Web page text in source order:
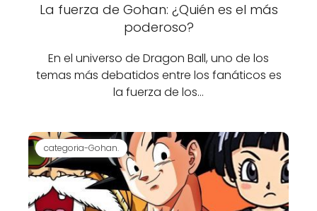
La fuerza de Gohan: ¿Quién es el más
poderoso?
En el universo de Dragon Ball, uno de los
temas más debatidos entre los fanáticos es
la fuerza de los…
categoria-Gohan.